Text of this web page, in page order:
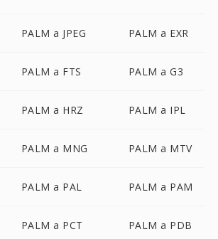
PALM a JPEG PALM a EXR
PALM a FTS PALM a G3
PALM a HRZ PALM a IPL
PALM a MNG PALM a MTV
PALM a PAL PALM a PAM
PALM a PCT PALM a PDB